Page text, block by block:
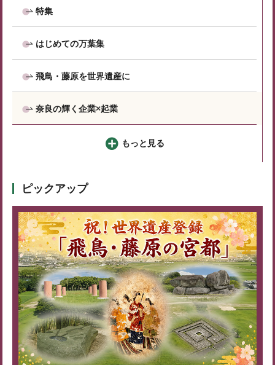
特集
はじめての万葉集
飛鳥・藤原を世界遺産に
奈良の輝く企業×起業
もっと見る
ピックアップ